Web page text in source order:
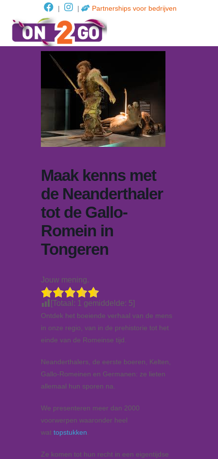
| | Partnerships voor bedrijven
Maak kenns met
de Neanderthaler
tot de Gallo-
Romein in
Tongeren
Jouw mening.
[Totaal: 1 gemiddelde: 5]
Ontdek het boeiende verhaal van de mens
in onze regio, van in de prehistorie tot het
einde van de Romeinse tijd.
Neanderthalers, de eerste boeren, Kelten,
Gallo-Romeinen en Germanen: ze lieten
allemaal hun sporen na.
We presenteren meer dan 2000
voorwerpen waaronder heel
wat topstukken
Ze komen tot hun recht in een eigentijdse